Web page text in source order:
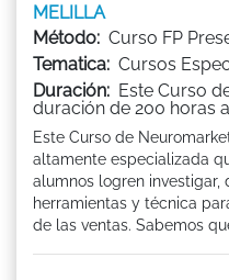
MELILLA
Método: Curso FP
Tematica: Cursos
Duración: Este Curso
duración de 200 horas
Este Curso de
altamente especializada
alumnos logren
herramientas y técnica
de las ventas. Sabemos